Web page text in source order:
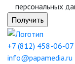
+7 (812) 458-06-07
info@papamedia.ru
персональных